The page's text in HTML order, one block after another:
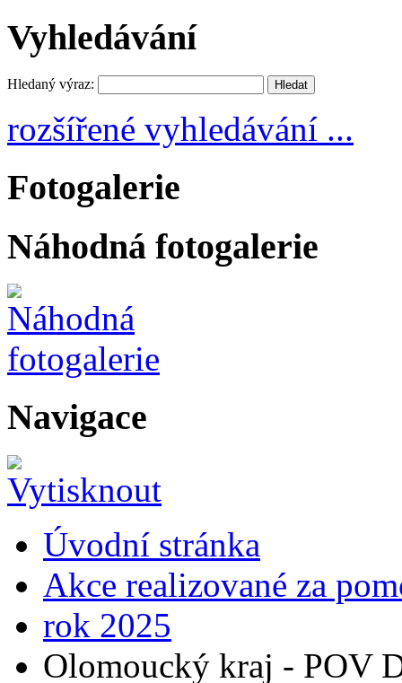
Vyhledávání
Hledaný výraz:
rozšířené vyhledávání ...
Fotogalerie
Náhodná fotogalerie
Navigace
Úvodní stránka
Akce realizované za
rok 2025
Olomoucký kraj - POV